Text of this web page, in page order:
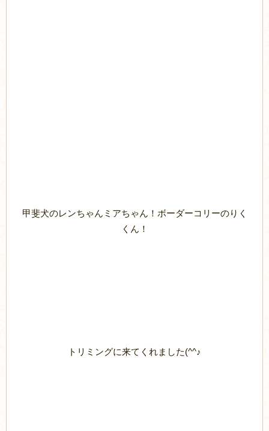
甲斐犬のレンちゃんミアちゃん！ボーダーコリーのりく
くん！
トリミングに来てくれました(^^♪